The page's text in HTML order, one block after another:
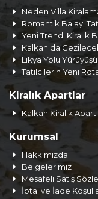
Neden Villa
Romantik Balayı
Yeni Trend; Kiralık
Kalkan'da
Likya Yolu Yürüyüşü
Tatilcilerin Yeni
Kiralık Apartlar
Kalkan Kiralık Apart
Kurumsal
Hakkımızda
Belgelerimiz
Mesafeli Satış
İptal ve İade